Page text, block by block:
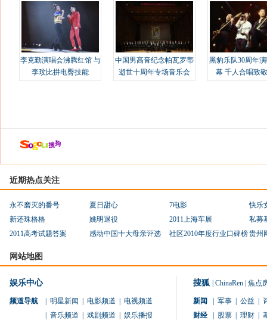
李克勤演唱会沸腾红馆 与
李玟比拼电臀技能
中国男高音纪念帕瓦罗蒂
逝世十周年专场音乐会
黑豹乐队30周年
幕 千人合唱致
近期热点关注
永不磨灭的番号 夏日甜心 7电影
快乐
新还珠格格
姚明退役 2011上海车展
私募
2011高考试题答案
感动中国十大母亲评选 社区2010年度行业口碑榜贵州
网站地图
娱乐中心
频道导航 明星新闻 电影频道
电视频道
音乐频道 戏剧频道
娱乐播报
搜狐 ChinaRen 焦点
新闻 军事 公益
财经
股票 理财